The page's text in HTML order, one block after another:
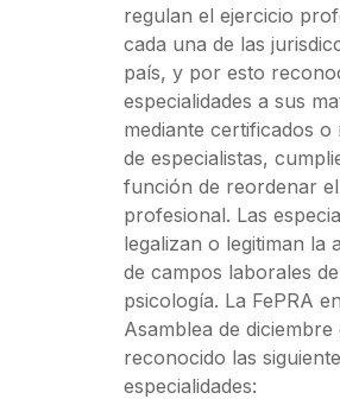
regulan el ejercicio
cada una de las
país, y por esto
especialidades a sus
mediante certificados o
de especialistas,
función de reordenar
profesional. Las
legalizan o legitiman la
de campos laborales
psicología. La FePRA
Asamblea de diciembre
reconocido las
especialidades: